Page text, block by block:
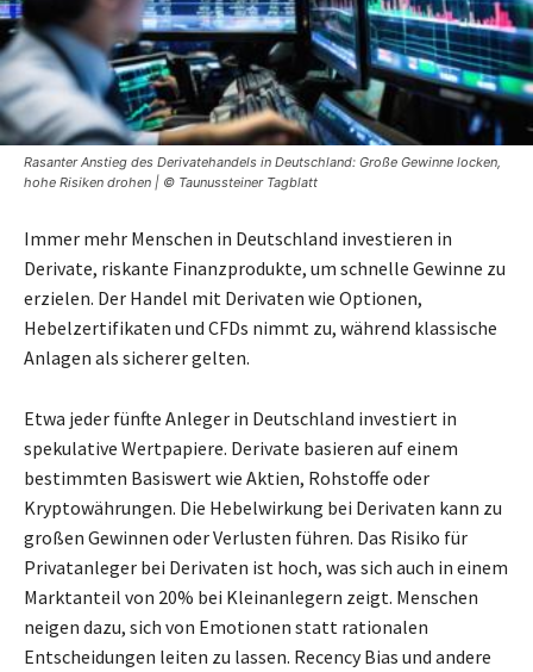
Rasanter Anstieg des Derivatehandels in Deutschland: Große Gewinne locken,
hohe Risiken drohen | © Taunussteiner Tagblatt
Immer mehr Menschen in Deutschland investieren in
Derivate, riskante Finanzprodukte, um schnelle Gewinne zu
erzielen. Der Handel mit Derivaten wie Optionen,
Hebelzertifikaten und CFDs nimmt zu, während klassische
Anlagen als sicherer gelten.
Etwa jeder fünfte Anleger in Deutschland investiert in
spekulative Wertpapiere. Derivate basieren auf einem
bestimmten Basiswert wie Aktien, Rohstoffe oder
Kryptowährungen. Die Hebelwirkung bei Derivaten kann zu
großen Gewinnen oder Verlusten führen. Das Risiko für
Privatanleger bei Derivaten ist hoch, was sich auch in einem
Marktanteil von 20% bei Kleinanlegern zeigt. Menschen
neigen dazu, sich von Emotionen statt rationalen
Entscheidungen leiten zu lassen. Recency Bias und andere